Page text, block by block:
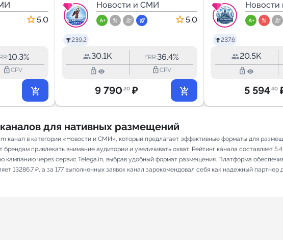
5.0
10.3%
lock_outlineCPV
239.2
МАХ
Новости и СМИ
5.0
30.1K ERR:36.4%
lock_outline lock_outlineCPV
9 790.20 ₽
237.6
20.5K
lock_outline
5 594.40
для нативных размещений
канал в категории «Новости и СМИ», который предлагает эффективные форматы для
брендам привлекать внимание аудитории и увеличивать охват. Рейтинг канала составляет
кампанию через сервис Telega.in, выбрав удобный формат размещения. Платформа
13286.7 ₽, а за 177 выполненных заявок канал зарекомендовал себя как надежный